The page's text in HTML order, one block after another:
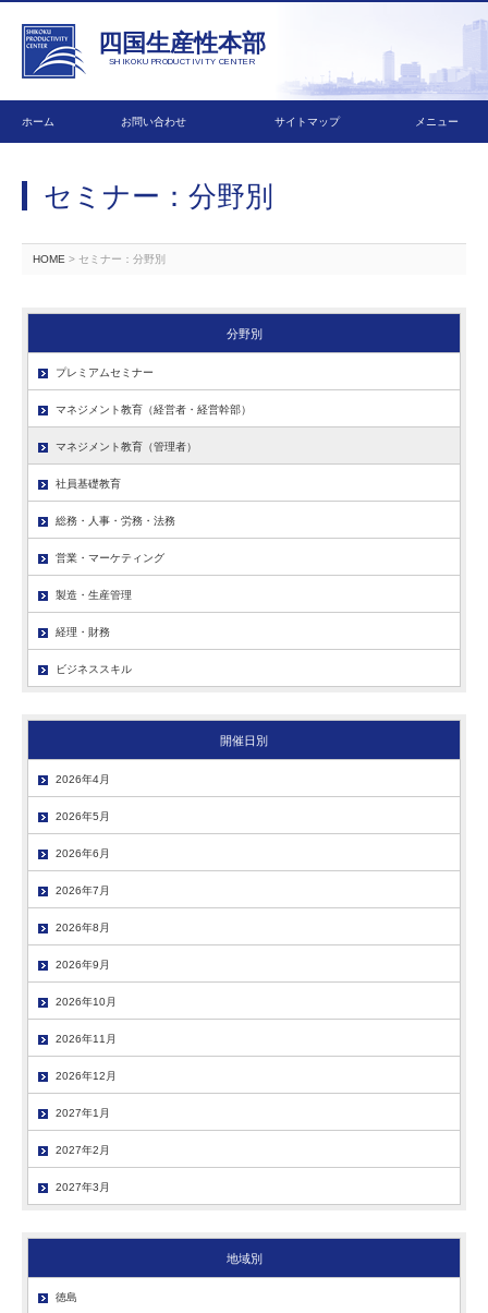
四国生産性本部
SHIKOKU PRODUCTIVITY CENTER
ホーム お問い合わせ サイトマップ メニュー
セミナー：分野別
HOME > セミナー：分野別
分野別
プレミアムセミナー
マネジメント教育（経営者・経営幹部）
マネジメント教育（管理者）
社員基礎教育
総務・人事・労務・法務
営業・マーケティング
製造・生産管理
経理・財務
ビジネススキル
開催日別
2026年4月
2026年5月
2026年6月
2026年7月
2026年8月
2026年9月
2026年10月
2026年11月
2026年12月
2027年1月
2027年2月
2027年3月
地域別
徳島